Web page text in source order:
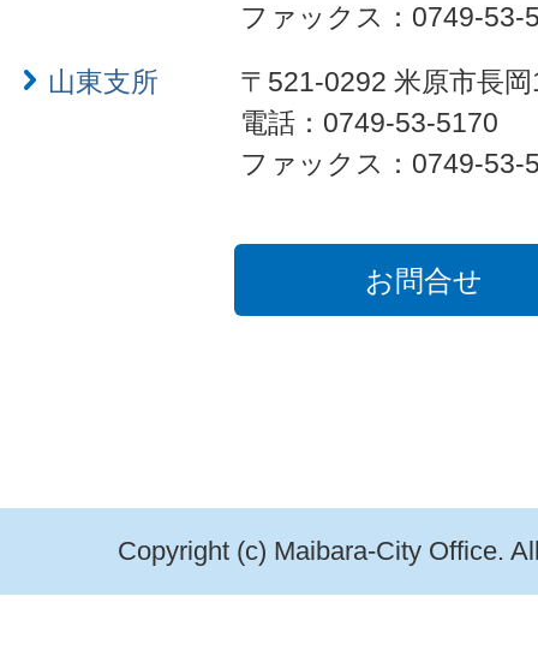
ファックス：0749-53-
山東支所
〒521-0292 米原市長
電話：0749-53-5170
ファックス：0749-53-
お問合せ
Copyright (c) Maibara-City Office.